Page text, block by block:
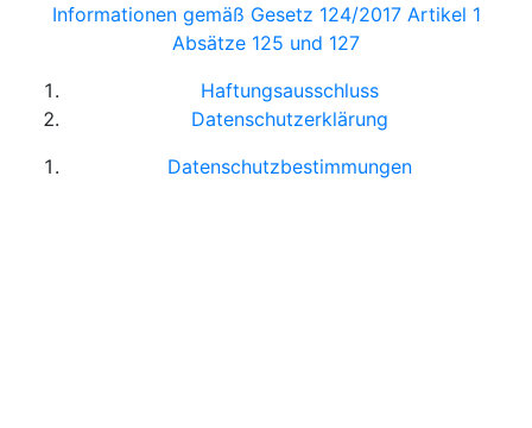
Informationen gemäß Gesetz 124/2017 Artikel 1
Absätze 125 und 127
Haftungsausschluss
Datenschutzerklärung
Datenschutzbestimmungen